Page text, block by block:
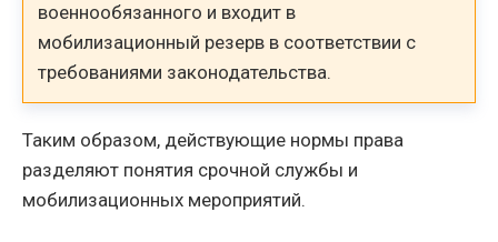
военнообязанного и входит в
мобилизационный резерв в соответствии с
требованиями законодательства.
Таким образом, действующие нормы права
разделяют понятия срочной службы и
мобилизационных мероприятий.